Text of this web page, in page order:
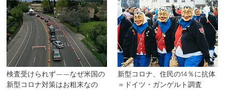
検査受けられず——なぜ米国の
新型コロナ対策はお粗末なの
新型コロナ、住民の14％に抗体
＝ドイツ・ガンゲルト調査